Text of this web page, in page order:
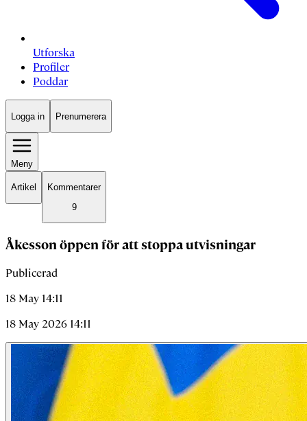
Utforska
Profiler
Poddar
Logga in Prenumerera
Meny
Artikel
Kommentarer
9
Åkesson öppen för att stoppa utvisningar
Publicerad
18 May 14:11
18 May 2026 14:11